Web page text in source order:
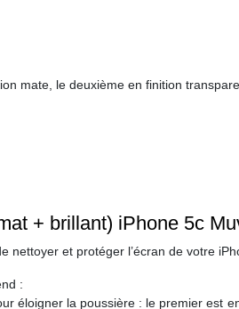
mate, le deuxième en finition
+ brillant) iPhone 5c
nettoyer et protéger l’écran de votre
:
éloigner la poussière : le premier est